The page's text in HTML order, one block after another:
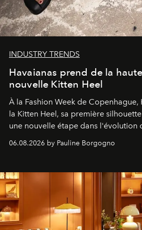
INDUSTRY TRENDS
Havaianas prend de la
nouvelle Kitten Heel
À la Fashion Week de Copenhague,
la Kitten Heel, sa première
une nouvelle étape dans l'évolution
06.08.2026 by Pauline Borgogno